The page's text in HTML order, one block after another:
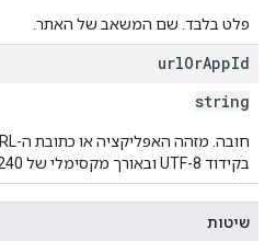
פלט בלבד. שם המשאב של האתר.
urlOrAppId
string
בקידוד UTF-8 ובאורך מקסימלי של 240 בייטים.
שיטות